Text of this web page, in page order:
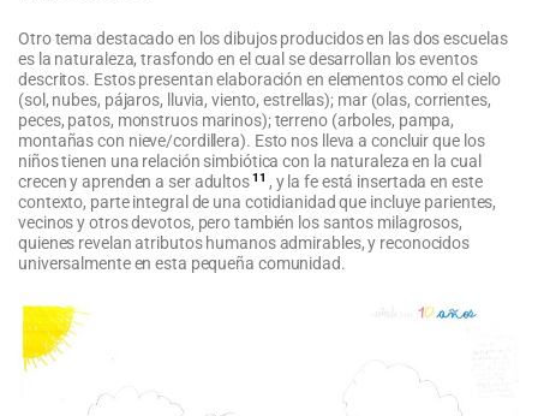
Otro tema destacado en los dibujos producidos en las dos escuelas
es la naturaleza, trasfondo en el cual se desarrollan los eventos
descritos. Estos presentan elaboración en elementos como el cielo
(sol, nubes, pájaros, lluvia, viento, estrellas); mar (olas, corrientes,
peces, patos, monstruos marinos); terreno (arboles, pampa,
montañas con nieve/cordillera). Esto nos lleva a concluir que los
niños tienen una relación simbiótica con la naturaleza en la cual
crecen y aprenden a ser adultos11 , y la fe está insertada en este
contexto, parte integral de una cotidianidad que incluye parientes,
vecinos y otros devotos, pero también los santos milagrosos,
quienes revelan atributos humanos admirables, y reconocidos
universalmente en esta pequeña comunidad.